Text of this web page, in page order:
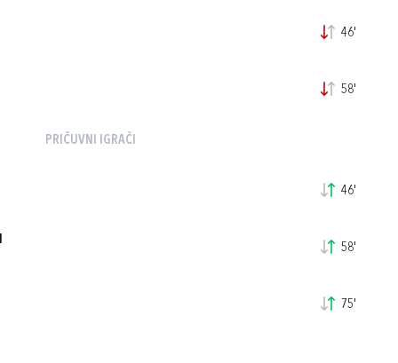
46'
58'
PRIČUVNI IGRAČI
46'
58'
75'